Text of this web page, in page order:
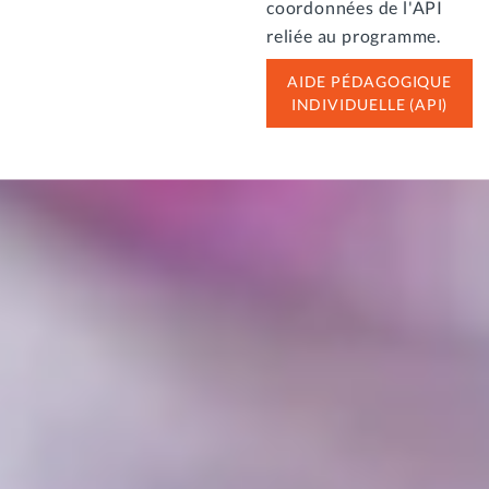
coordonnées de l'API
reliée au programme.
AIDE PÉDAGOGIQUE
INDIVIDUELLE (API)